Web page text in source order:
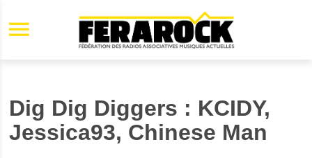
Aller au contenu principal
Dig Dig Diggers : KCIDY,
Jessica93, Chinese Man